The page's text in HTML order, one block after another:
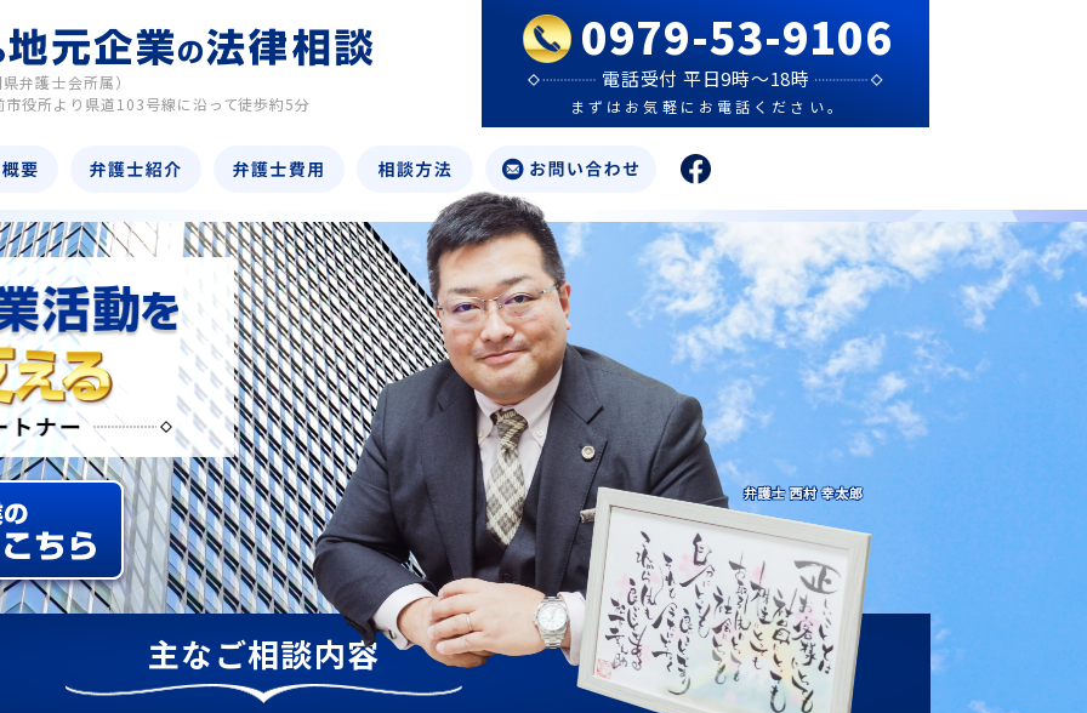
弁護士会所属）
役所より県道103号線に沿って徒歩約5分
0979-53-9106
電話受付 平日9時～18時
まずはお気軽にお電話ください。
主なご相談内容